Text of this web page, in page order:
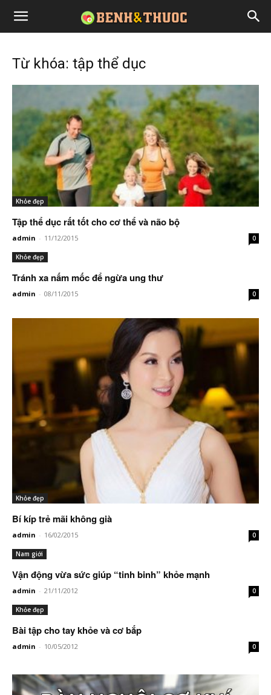
Từ khóa: tập thể dục
Khỏe đẹp
Tập thể dục rất tốt cho cơ thể và não bộ
admin - 11/12/2015 0
Khỏe đẹp
Tránh xa nấm mốc để ngừa ung thư
admin - 08/11/2015 0
Khỏe đẹp
Bí kíp trẻ mãi không già
admin - 16/02/2015 0
Nam giới
Vận động vừa sức giúp “tinh binh” khỏe mạnh
admin - 21/11/2012 0
Khỏe đẹp
Bài tập cho tay khỏe và cơ bắp
admin - 10/05/2012 0